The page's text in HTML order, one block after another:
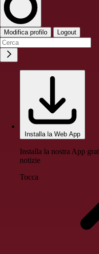
Modifica profilo Logout
Installa la Web App
Installa la nostra App
notizie
Tocca